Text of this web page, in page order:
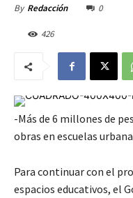
By Redacción 0
426
-Más de 6 millones de
obras en escuelas
Para continuar con el
espacios educativos, el